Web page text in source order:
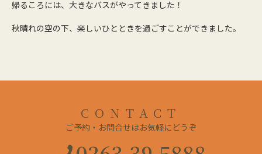
帰るころには、大きなバスがやってきました！
秋晴れの空の下、楽しいひとときを過ごすことができました。
CONTACT
ご予約・お問合せはお気軽にどうぞ